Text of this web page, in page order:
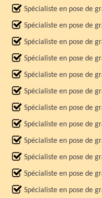
Spécialiste en pose de
Spécialiste en pose de
Spécialiste en pose de
Spécialiste en pose de
Spécialiste en pose de
Spécialiste en pose de
Spécialiste en pose de
Spécialiste en pose de
Spécialiste en pose de
Spécialiste en pose de
Spécialiste en pose de
Spécialiste en pose de